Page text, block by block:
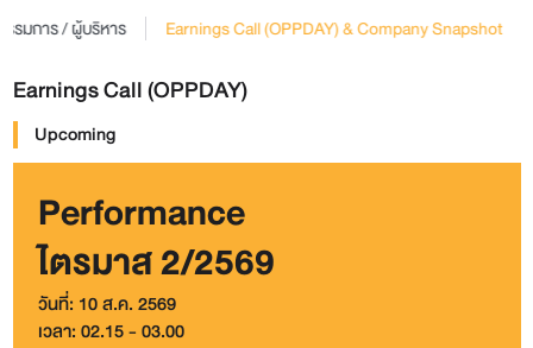
รมการ / ผู้บริหาร Earnings Call (OPPDAY) & Company Snapshot
Earnings Call (OPPDAY)
Upcoming
Performance
ไตรมาส 2/2569
วันที่: 10 ส.ค. 2569
เวลา: 02.15 - 03.00